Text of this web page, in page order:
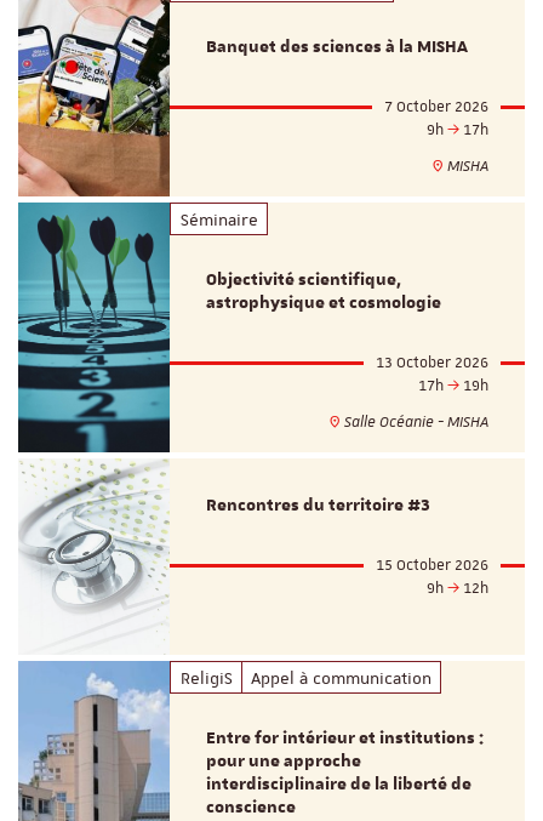
Banquet des sciences à la MISHA
7 October 2026
9h
17h
MISHA
Séminaire
Objectivité scientifique,
astrophysique et cosmologie
13 October 2026
17h
19h
Salle Océanie - MISHA
Rencontres du territoire #3
15 October 2026
9h
12h
ReligiS Appel à communication
Entre for intérieur et institutions :
pour une approche
interdisciplinaire de la liberté de
conscience